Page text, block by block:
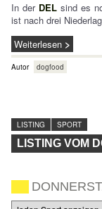
In der DEL sind es
ist nach drei
Weiterlesen
Autor dogfood
LISTING SPORT
LISTING VOM